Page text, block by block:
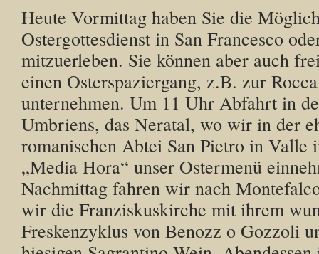
Heute Vormittag haben Sie die
Ostergottesdienst in San Francesco
mitzuerleben. Sie können aber auch
einen Osterspaziergang, z.B. zur
unternehmen. Um 11 Uhr Abfahrt in
Umbriens, das Neratal, wo wir in der
romanischen Abtei San Pietro in Valle
„Media Hora“ unser Ostermenü
Nachmittag fahren wir nach
wir die Franziskuskirche mit ihrem
Freskenzyklus von Benozz o Gozzoli